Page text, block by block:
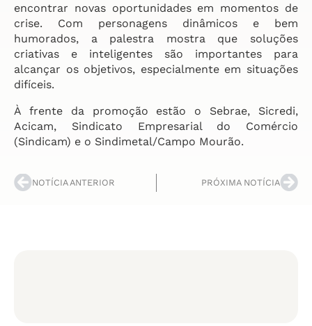
encontrar novas oportunidades em momentos de
crise. Com personagens dinâmicos e bem
humorados, a palestra mostra que soluções
criativas e inteligentes são importantes para
alcançar os objetivos, especialmente em situações
difíceis.
À frente da promoção estão o Sebrae, Sicredi,
Acicam, Sindicato Empresarial do Comércio
(Sindicam) e o Sindimetal/Campo Mourão.
NOTÍCIA ANTERIOR PRÓXIMA NOTÍCIA